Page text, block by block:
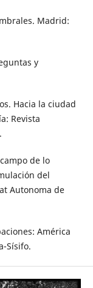
Madrid:
y
Hacia la ciudad
Revista
de lo
del
Autonoma de
América
Sísifo.